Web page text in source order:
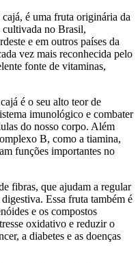
é uma fruta originária da
cultivada no Brasil,
e em outros países da
vez mais reconhecida pelo
fonte de vitaminas,
é o seu alto teor de
imunológico e combater
do nosso corpo. Além
B, como a tiamina,
funções importantes no
fibras, que ajudam a regular
Essa fruta também é
e os compostos
oxidativo e reduzir o
a diabetes e as doenças